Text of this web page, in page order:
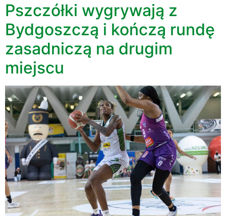
Pszczółki wygrywają z
Bydgoszczą i kończą rundę
zasadniczą na drugim
miejscu